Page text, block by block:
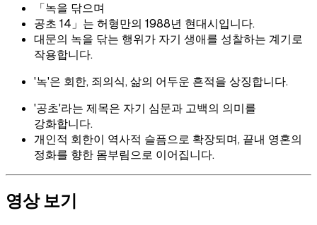
「녹을 닦으며
공초 14」는 허형만의 1988년 현대시입니다.
대문의 녹을 닦는 행위가 자기 생애를 성찰하는 계기로
작용합니다.
'녹'은 회한, 죄의식, 삶의 어두운 흔적을 상징합니다.
'공초'라는 제목은 자기 심문과 고백의 의미를
강화합니다.
개인적 회한이 역사적 슬픔으로 확장되며, 끝내 영혼의
정화를 향한 몸부림으로 이어집니다.
영상 보기